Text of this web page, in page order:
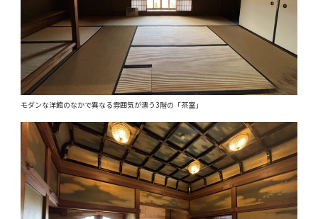
モダンな洋館のなかで異なる雰囲気が漂う3階の「茶室」